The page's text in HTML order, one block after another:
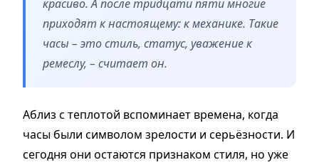
красиво. А после тридцати пяти многие
приходят к настоящему: к механике. Такие
часы – это стиль, статус, уважение к
ремеслу, – считает он.
Аблиз с теплотой вспоминает времена, когда
часы были символом зрелости и серьёзности. И
сегодня они остаются признаком стиля, но уже